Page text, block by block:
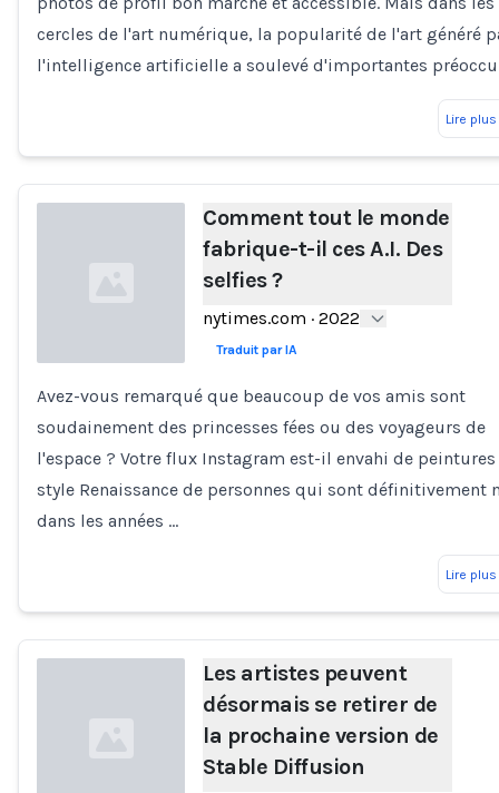
cercles de l'art numérique, la popularité de l'art généré
l'intelligence artificielle a soulevé d'importantes
Lire plus
Comment tout le monde
fabrique-t-il ces A.I. Des
selfies ?
nytimes.com · 2022
Traduit par IA
Avez-vous remarqué que beaucoup de vos amis sont
soudainement des princesses fées ou des voyageurs de
l'espace ? Votre flux Instagram est-il envahi de peintures
style Renaissance de personnes qui sont définitivement
dans les années …
Lire plus
Les artistes peuvent
désormais se retirer de
la prochaine version de
Stable Diffusion